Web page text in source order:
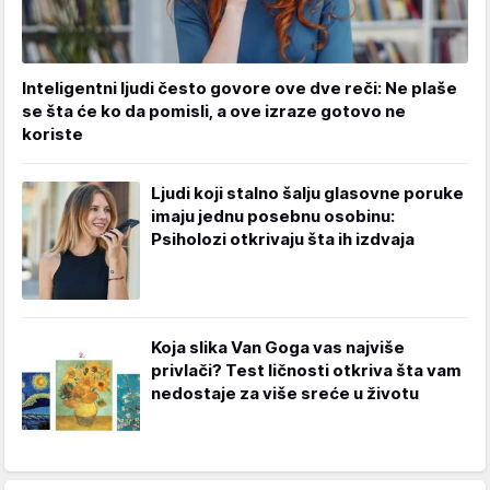
Inteligentni ljudi često govore ove dve reči: Ne plaše
se šta će ko da pomisli, a ove izraze gotovo ne
koriste
Ljudi koji stalno šalju glasovne poruke
imaju jednu posebnu osobinu:
Psiholozi otkrivaju šta ih izdvaja
Koja slika Van Goga vas najviše
privlači? Test ličnosti otkriva šta vam
nedostaje za više sreće u životu